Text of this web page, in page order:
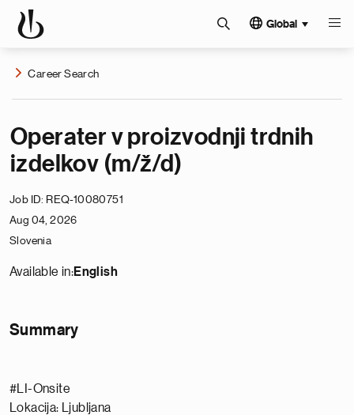
Global
Career Search
Operater v proizvodnji trdnih
izdelkov (m/ž/d)
Job ID REQ-10080751
Aug 04, 2026
Slovenia
Available in:English
Summary
#LI-Onsite
Lokacija: Ljubljana